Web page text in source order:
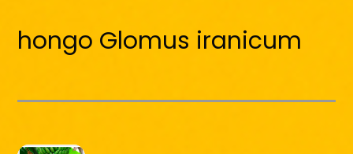
hongo Glomus iranicum